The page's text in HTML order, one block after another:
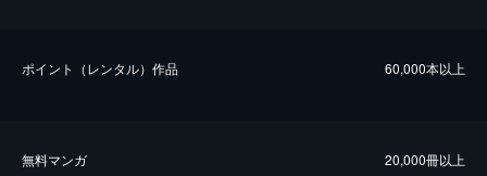
ポイント（レンタル）作品 60,000本以上
無料マンガ 20,000冊以上